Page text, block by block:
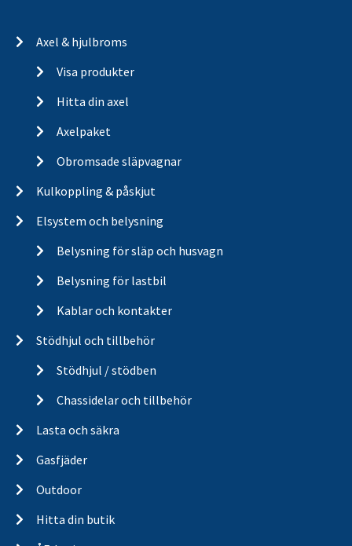
Axel & hjulbroms
Visa produkter
Hitta din axel
Axelpaket
Obromsade släpvagnar
Kulkoppling & påskjut
Elsystem och belysning
Belysning för släp och husvagn
Belysning för lastbil
Kablar och kontakter
Stödhjul och tillbehör
Stödhjul / stödben
Chassidelar och tillbehör
Lasta och säkra
Gasfjäder
Outdoor
Hitta din butik